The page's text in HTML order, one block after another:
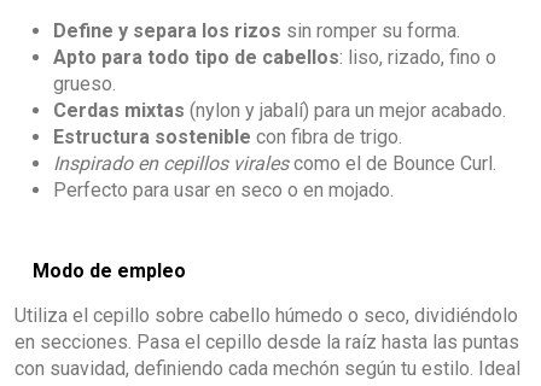
Define y separa los rizos sin romper su forma.
Apto para todo tipo de cabellos: liso, rizado, fino o
grueso.
Cerdas mixtas (nylon y jabalí) para un mejor acabado.
Estructura sostenible con fibra de trigo.
Inspirado en cepillos viralescomo el de Bounce Curl.
Perfecto para usar en seco o en mojado.
Modo de empleo
Utiliza el cepillo sobre cabello húmedo o seco, dividiéndolo
en secciones. Pasa el cepillo desde la raíz hasta las puntas
con suavidad, definiendo cada mechón según tu estilo. Ideal